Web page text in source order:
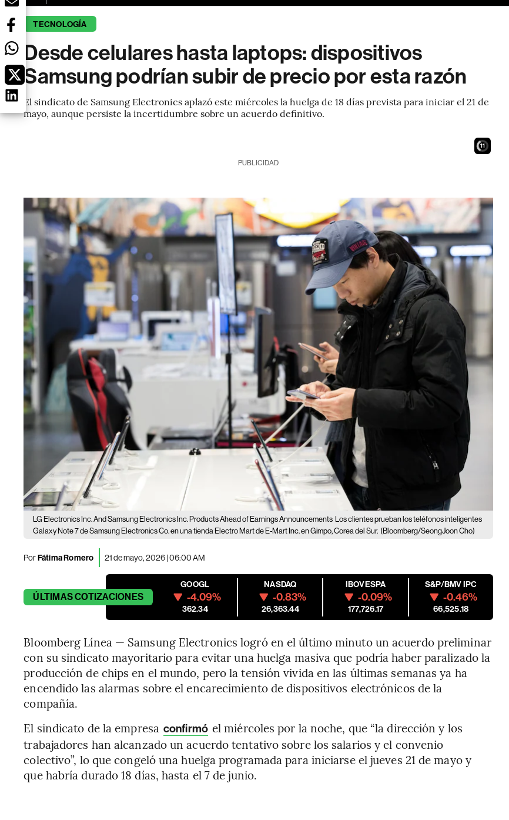
TECNOLOGÍA
Desde celulares hasta laptops: dispositivos
Samsung podrían subir de precio por esta razón
El sindicato de Samsung Electronics aplazó este miércoles la huelga de 18 días prevista para iniciar el 21 de
mayo, aunque persiste la incertidumbre sobre un acuerdo definitivo.
9
PUBLICIDAD
LG Electronics Inc. And Samsung Electronics Inc. Products Ahead of Earnings Announcements Los clientes prueban los teléfonos inteligentes
Galaxy Note 7 de Samsung Electronics Co. en una tienda Electro Mart de E-Mart Inc. en Gimpo, Corea del Sur. (Bloomberg/SeongJoon Cho)
PorFátima Romero 21 de mayo, 2026 | 06:00 AM
ÚLTIMASCOTIZACIONES
GOOGL
-4.09%
362.34
NASDAQ
-0.83%
26,363.44
IBOVESPA
-0.09%
177,726.17
S&P/BMV IPC
-0.46%
66,525.18
Bloomberg Línea — Samsung Electronics logró en el último minuto un acuerdo preliminar
con su sindicato mayoritario para evitar una huelga masiva que podría haber paralizado la
producción de chips en el mundo, pero la tensión vivida en las últimas semanas ya ha
encendido las alarmas sobre el encarecimiento de dispositivos electrónicos de la
compañía.
El sindicato de la empresa confirmó el miércoles por la noche, que “la dirección y los
trabajadores han alcanzado un acuerdo tentativo sobre los salarios y el convenio
colectivo”, lo que congeló una huelga programada para iniciarse el jueves 21 de mayo y
que habría durado 18 días, hasta el 7 de junio.